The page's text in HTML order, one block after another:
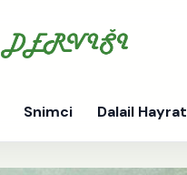
Snimci Dalail Hayrat